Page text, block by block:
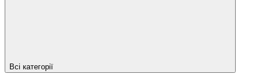
Всі категорії